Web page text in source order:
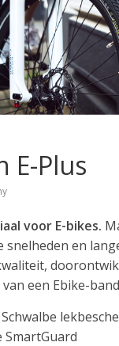
E-Plus
voor E-bikes.
snelheden en
een Ebike-
Schwalbe
SmartGuard